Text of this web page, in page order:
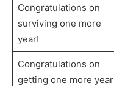
Congratulations on
surviving one more
year!
Congratulations on
getting one more year